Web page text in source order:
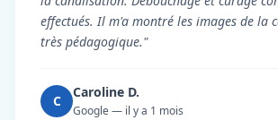
effectués. Il m'a montré les images de la
très pédagogique."
C
Caroline D.
Google — il y a 1 mois